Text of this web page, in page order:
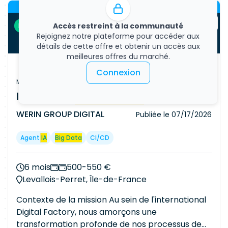
coordination du RTE • Remonte les risques, définit
les leviers de réussite et déclenche les plans
d'actions nécessaires. Le prestataire sollicitera
les managers concernés sur les besoins en
Capacité à Faire.
Accès restreint à la communauté
Rejoignez notre plateforme pour accéder aux
détails de cette offre et obtenir un accès aux
meilleures offres du marché.
Connexion
Offre premium
Freelance
Mission freelance
Ingénieur /
WERIN GROUP DIGITAL Publiée le 07/17/2026
Agent IA Big Data CI/CD
6 mois
500-550 €
Levallois-Perret, Île-de-France
Contexte de la mission Au sein de l'international
Digital Factory, nous amorçons une
transformation profonde de nos processus de